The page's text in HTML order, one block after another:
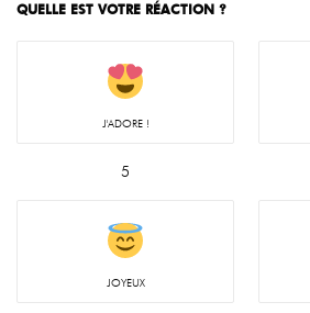
QUELLE EST VOTRE RÉACTION ?
J'ADORE !
5
JOYEUX